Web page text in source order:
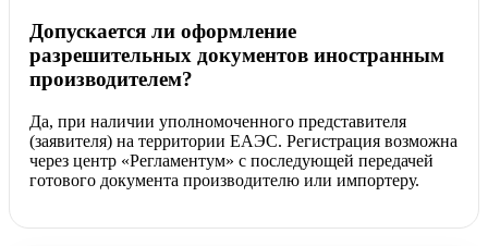
Допускается ли оформление
разрешительных документов иностранным
производителем?
Да, при наличии уполномоченного представителя
(заявителя) на территории ЕАЭС. Регистрация возможна
через центр «Регламентум» с последующей передачей
готового документа производителю или импортеру.